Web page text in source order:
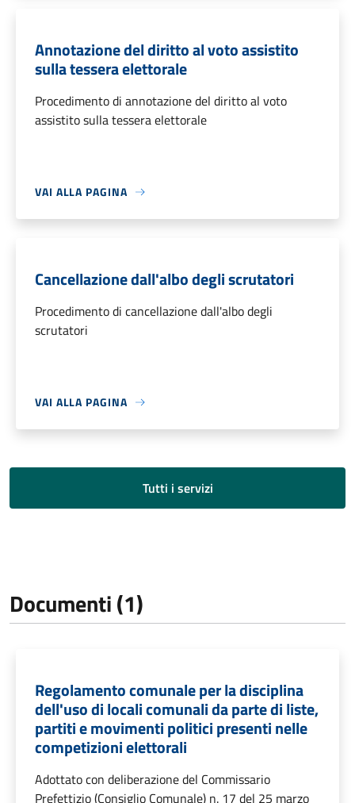
Annotazione del diritto al voto assistito
sulla tessera elettorale
Procedimento di annotazione del diritto al voto
assistito sulla tessera elettorale
VAI ALLA PAGINA
Cancellazione dall'albo degli scrutatori
Procedimento di cancellazione dall'albo degli
scrutatori
VAI ALLA PAGINA
Tutti i servizi
Documenti (1)
Regolamento comunale per la disciplina
dell'uso di locali comunali da parte di liste,
partiti e movimenti politici presenti nelle
competizioni elettorali
Adottato con deliberazione del Commissario
Prefettizio (Consiglio Comunale) n. 17 del 25 marzo